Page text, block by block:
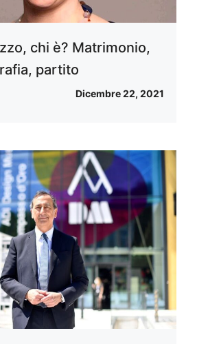
chi è? Matrimonio,
partito
Dicembre 22, 2021